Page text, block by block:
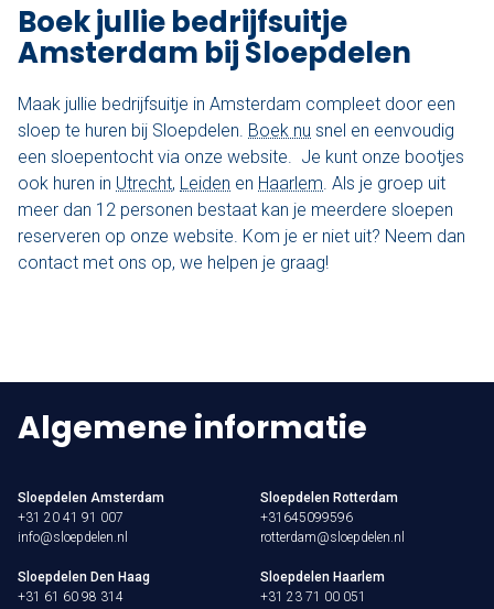
Boek jullie bedrijfsuitje
Amsterdam bij Sloepdelen
Maak jullie bedrijfsuitje in Amsterdam compleet door een
sloep te huren bij Sloepdelen. Boek nu snel en eenvoudig
een sloepentocht via onze website. Je kunt onze bootjes
ook huren in Utrecht, Leiden en Haarlem. Als je groep uit
meer dan 12 personen bestaat kan je meerdere sloepen
reserveren op onze website. Kom je er niet uit? Neem dan
contact met ons op, we helpen je graag!
Algemene informatie
Sloepdelen Amsterdam
+31 20 41 91 007
info@sloepdelen.nl
Sloepdelen Rotterdam
+31645099596
rotterdam@sloepdelen.nl
Sloepdelen Den Haag
+31 61 60 98 314
Sloepdelen Haarlem
+31 23 71 00 051